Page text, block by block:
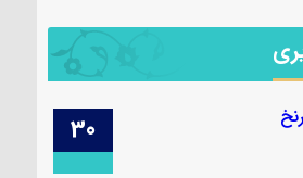
29